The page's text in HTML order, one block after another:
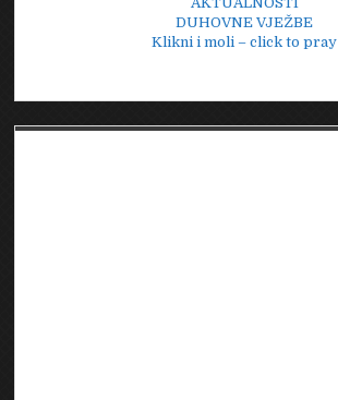
DUHOVNE VJEŽBE
Klikni i moli – click to pray